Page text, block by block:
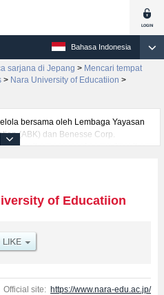
Bahasa Indonesia
sarjana di Jepang > Mencari tempat
> Nara University of Educatiion >
bersama oleh Lembaga Yayasan
(ABK) dan Benesse Corp.
universitas, pascasarjana, universitas
Education, serta berbagai informasi
seperti kuota untuk jumlah
masuk mahasiswa(i) mancanegara,
of Educatiion
Official site: https://www.nara-edu.ac.jp/